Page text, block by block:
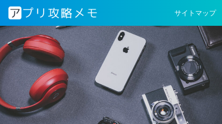
サイトマップ